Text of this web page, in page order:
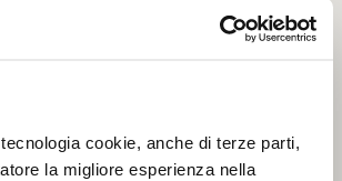
cookie, anche di terze parti,
la migliore esperienza nella